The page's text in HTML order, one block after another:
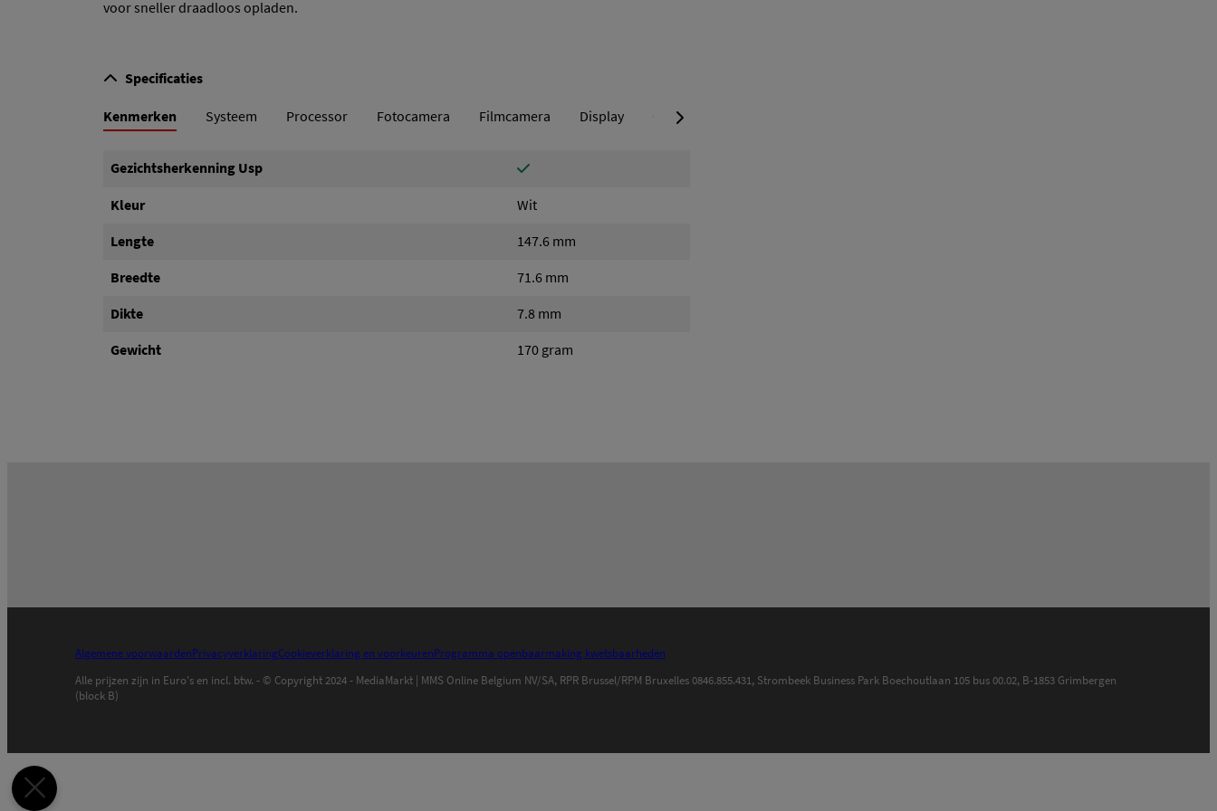
voor sneller draadloos opladen.
Specificaties
Kenmerken Systeem Processor Fotocamera Filmcamera Display Geheugen
Scroll tabs naar rechts
Gezichtsherkenning Usp
Kleur
Wit
Lengte 147.6 mm
Breedte 71.6 mm
Dikte 7.8 mm
Gewicht 170 gram
Algemene voorwaardenPrivacyverklaringCookieverklaring en voorkeurenProgramma openbaarmaking kwetsbaarheden
Alle prijzen zijn in Euro's en incl. btw. - © Copyright 2024 - MediaMarkt | MMS Online Belgium NV/SA, RPR Brussel/RPM Bruxelles 0846.855.431, Strombeek Business Park Boechoutlaan 105 bus 00.02, B-1853 Grimbergen
(block B)